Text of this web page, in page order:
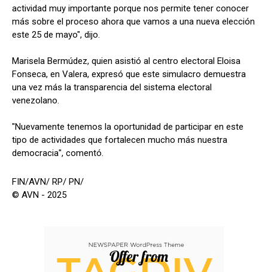
actividad muy importante porque nos permite tener conocer
más sobre el proceso ahora que vamos a una nueva elección
este 25 de mayo", dijo.
Marisela Bermúdez, quien asistió al centro electoral Eloisa
Fonseca, en Valera, expresó que este simulacro demuestra
una vez más la transparencia del sistema electoral
venezolano.
"Nuevamente tenemos la oportunidad de participar en este
tipo de actividades que fortalecen mucho más nuestra
democracia", comentó.
FIN/AVN/ RP/ PN/
© AVN - 2025